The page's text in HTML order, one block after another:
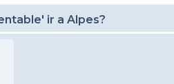
ir a Alpes?